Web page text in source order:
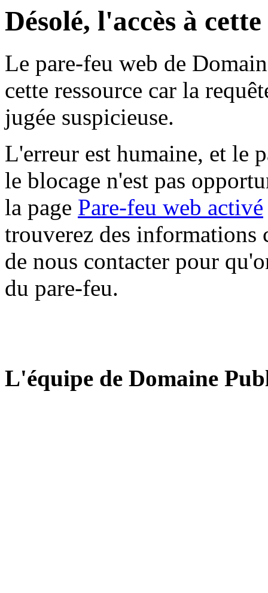
Désolé, l'accès à
Le pare-feu web de
cette ressource car la
jugée suspicieuse.
L'erreur est humaine, et le
le blocage n'est pas
la page Pare-feu web activé
trouverez des informations
de nous contacter pour
du pare-feu.
L'équipe de Domaine